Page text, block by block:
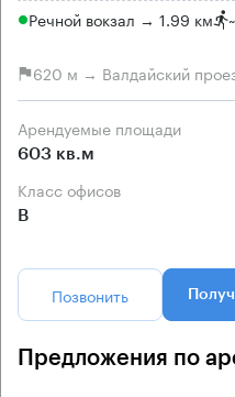
Речной вокзал → 1.99 км ~
620 м → Валдайский
Арендуемые площади
603 кв.м
Класс офисов
B
Позвонить
Предложения по